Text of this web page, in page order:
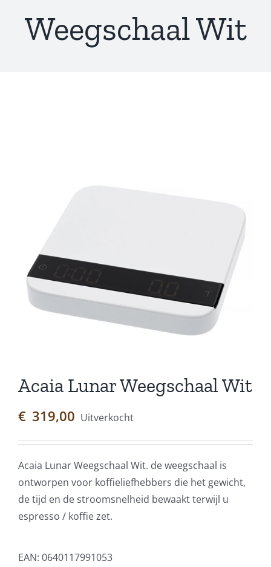
Weegschaal Wit
Acaia Lunar Weegschaal Wit
€ 319,00 Uitverkocht
Acaia Lunar Weegschaal Wit. de weegschaal is
ontworpen voor koffieliefhebbers die het gewicht,
de tijd en de stroomsnelheid bewaakt terwijl u
espresso / koffie zet.
EAN: 0640117991053